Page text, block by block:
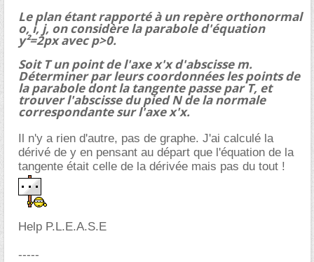
Le plan étant rapporté à un repère orthonormal
o, i, j, on considère la parabole d'équation
y²=2px avec p>0.
Soit T un point de l'axe x'x d'abscisse m.
Déterminer par leurs coordonnées les points de
la parabole dont la tangente passe par T, et
trouver l'abscisse du pied N de la normale
correspondante sur l'axe x'x.
Il n'y a rien d'autre, pas de graphe. J'ai calculé la
dérivé de y en pensant au départ que l'équation de la
tangente était celle de la dérivée mais pas du tout !
Help P.L.E.A.S.E
-----